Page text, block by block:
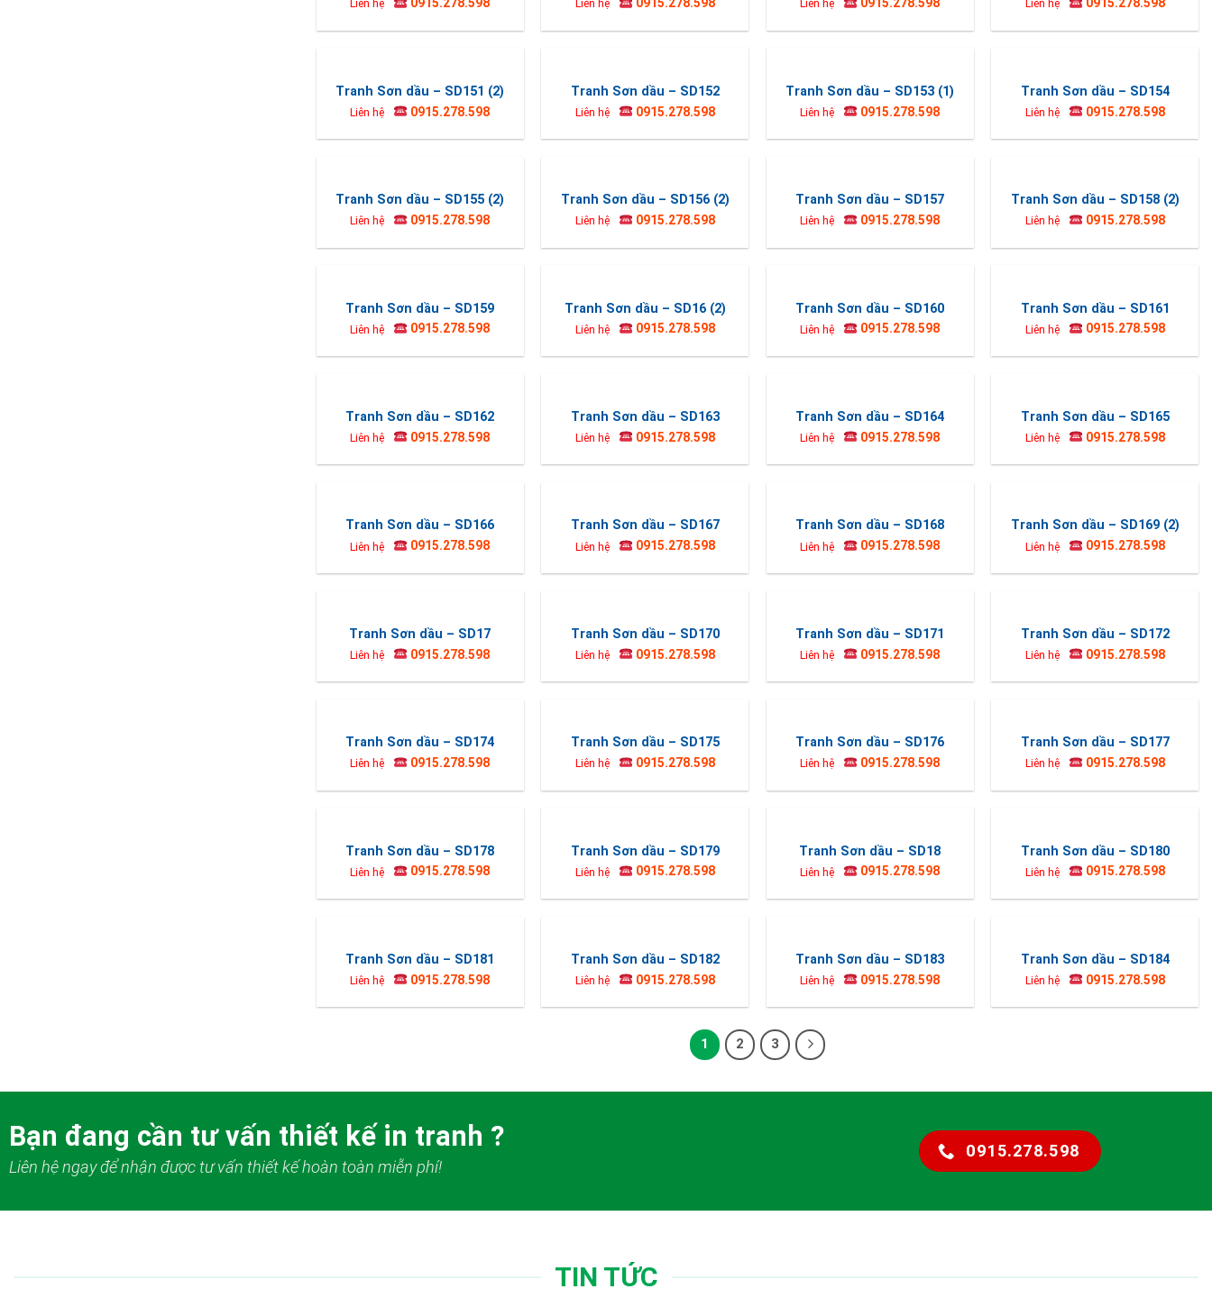
Liên hệ 0915.278.598 Liên hệ 0915.278.598 Liên hệ 0915.278.598 Liên hệ 0915.278.598
Tranh Sơn dầu – SD151 (2)
Liên hệ 0915.278.598
Tranh Sơn dầu – SD152
Liên hệ 0915.278.598
Tranh Sơn dầu – SD153 (1)
Liên hệ 0915.278.598
Tranh Sơn dầu – SD154
Liên hệ 0915.278.598
Tranh Sơn dầu – SD155 (2)
Liên hệ 0915.278.598
Tranh Sơn dầu – SD156 (2)
Liên hệ 0915.278.598
Tranh Sơn dầu – SD157
Liên hệ 0915.278.598
Tranh Sơn dầu – SD158 (2)
Liên hệ 0915.278.598
Tranh Sơn dầu – SD159
Liên hệ 0915.278.598
Tranh Sơn dầu – SD16 (2)
Liên hệ 0915.278.598
Tranh Sơn dầu – SD160
Liên hệ 0915.278.598
Tranh Sơn dầu – SD161
Liên hệ 0915.278.598
Tranh Sơn dầu – SD162
Liên hệ 0915.278.598
Tranh Sơn dầu – SD163
Liên hệ 0915.278.598
Tranh Sơn dầu – SD164
Liên hệ 0915.278.598
Tranh Sơn dầu – SD165
Liên hệ 0915.278.598
Tranh Sơn dầu – SD166
Liên hệ 0915.278.598
Tranh Sơn dầu – SD167
Liên hệ 0915.278.598
Tranh Sơn dầu – SD168
Liên hệ 0915.278.598
Tranh Sơn dầu – SD169 (2)
Liên hệ 0915.278.598
Tranh Sơn dầu – SD17
Liên hệ 0915.278.598
Tranh Sơn dầu – SD170
Liên hệ 0915.278.598
Tranh Sơn dầu – SD171
Liên hệ 0915.278.598
Tranh Sơn dầu – SD172
Liên hệ 0915.278.598
Tranh Sơn dầu – SD174
Liên hệ 0915.278.598
Tranh Sơn dầu – SD175
Liên hệ 0915.278.598
Tranh Sơn dầu – SD176
Liên hệ 0915.278.598
Tranh Sơn dầu – SD177
Liên hệ 0915.278.598
Tranh Sơn dầu – SD178
Liên hệ 0915.278.598
Tranh Sơn dầu – SD179
Liên hệ 0915.278.598
Tranh Sơn dầu – SD18
Liên hệ 0915.278.598
Tranh Sơn dầu – SD180
Liên hệ 0915.278.598
Tranh Sơn dầu – SD181
Liên hệ 0915.278.598
Tranh Sơn dầu – SD182
Liên hệ 0915.278.598
Tranh Sơn dầu – SD183
Liên hệ 0915.278.598
Tranh Sơn dầu – SD184
Liên hệ 0915.278.598
1 2 3
Bạn đang cần tư vấn thiết kế in tranh ?
Liên hệ ngay để nhận được tư vấn thiết kế hoàn toàn miễn phí!
0915.278.598
TIN TỨC